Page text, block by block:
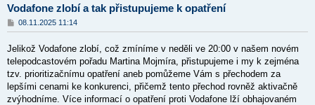
Vodafone zlobí a tak přistupujeme k opatření
P
ř
s
p
ě
v
e
k
08.11.2025 11:14
Jelikož Vodafone zlobí, což zmíníme v neděli ve 20:00 v našem novém
telepodcastovém pořadu Martina Mojmíra, přistupujeme i my k zejména
tzv. prioritizačnímu opatření aneb pomůžeme Vám s přechodem za
lepšími cenami ke konkurenci, přičemž tento přechod rovněž aktivačně
zvýhodníme. Více informací o opatření proti Vodafone lží obhajovaném